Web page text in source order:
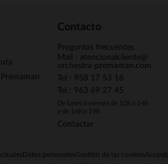
Contacto
Preguntas frecuentes
Mail : atencionalcliente@
orchestra-premaman.com
Tel : 958 17 53 16
Tel : 963 69 27 45
De lunes a viernes de 10h a 14h
y de 16h a 19h
Contactar
Datos personalesGestión de las cookies